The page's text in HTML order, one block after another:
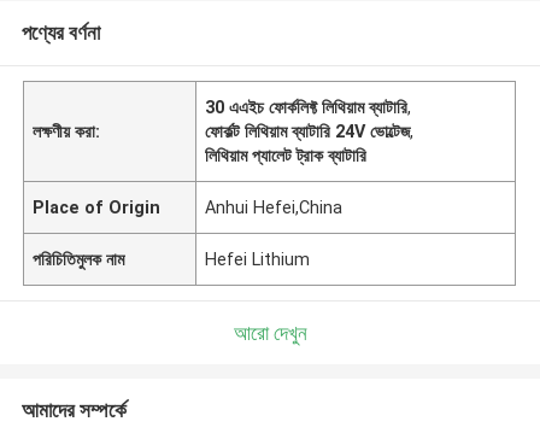
পণ্যের বর্ণনা
লক্ষণীয় করা:
30 এএইচ ফোর্কলিফ্ট লিথিয়াম ব্যাটারি,
ফোর্কল্ট লিথিয়াম ব্যাটারি 24V ভোল্টেজ,
লিথিয়াম প্যালেট ট্রাক ব্যাটারি
Place of Origin Anhui Hefei,China
পরিচিতিমুলক নাম Hefei Lithium
আরো দেখুন
আমাদের সম্পর্কে